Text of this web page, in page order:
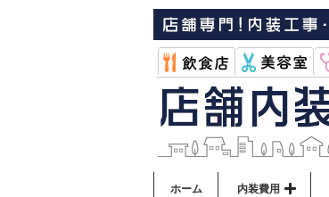
ホーム 内装費用